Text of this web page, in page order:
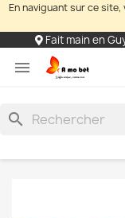
En naviguant sur ce site,
Fait main en

search